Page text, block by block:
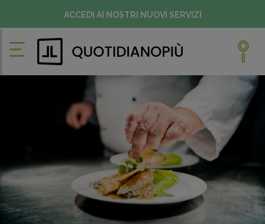
ACCEDI AI NOSTRI NUOVI SERVIZI